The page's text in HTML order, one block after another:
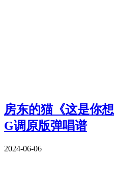
房东的猫《这是你
G调原版弹唱谱
2024-06-06